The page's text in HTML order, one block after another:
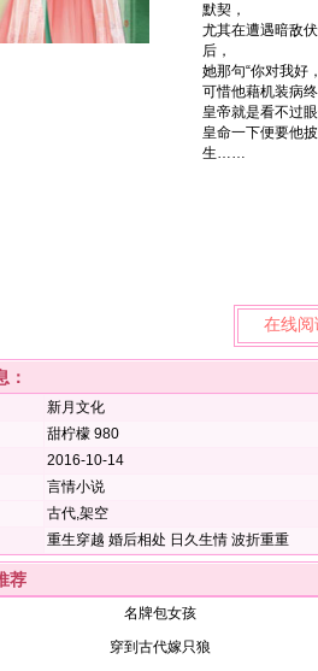
默契，
尤其在遭遇暗敌
后，
她那句“你对我好
可惜他藉机装病
皇帝就是看不过
皇命一下便要他
生……
在线阅
：
新月文化
甜柠檬 980
2016-10-14
言情小说
古代,架空
重生穿越 婚后相处 日久生情 波折重重
荐
名牌包女孩
穿到古代嫁只狼